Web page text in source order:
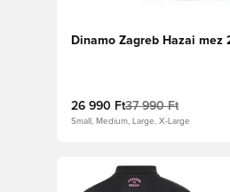
Dinamo Zagreb Hazai mez
26 990 Ft37 990 Ft
Small, Medium, Large, X-Large
Megnyit egy modált a